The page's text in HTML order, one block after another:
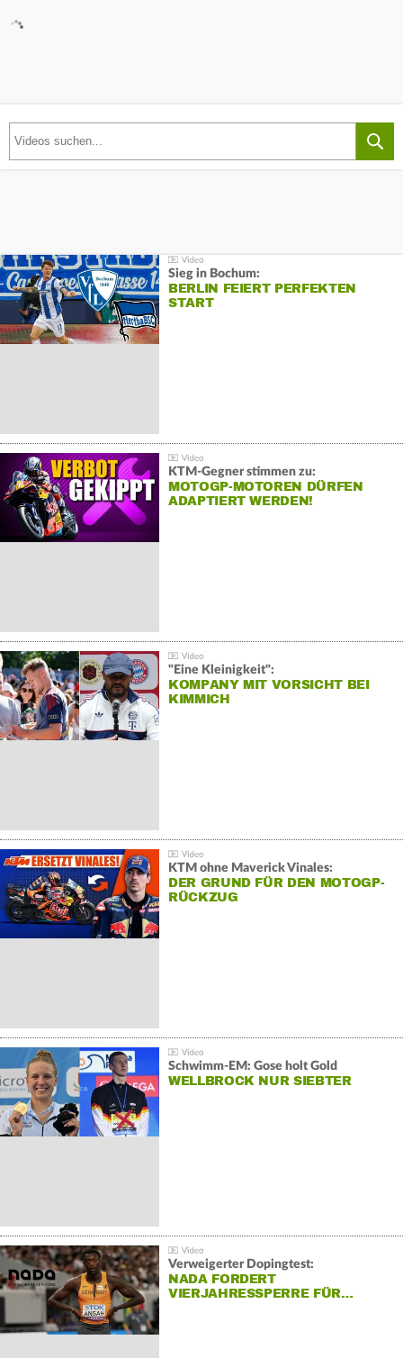
Sieg in Bochum:
BERLIN FEIERT PERFEKTEN
START
KTM-Gegner stimmen zu:
MOTOGP-MOTOREN DÜRFEN
ADAPTIERT WERDEN!
"Eine Kleinigkeit":
KOMPANY MIT VORSICHT BEI
KIMMICH
KTM ohne Maverick Vinales:
DER GRUND FÜR DEN MOTOGP-
RÜCKZUG
Schwimm-EM: Gose holt Gold
WELLBROCK NUR SIEBTER
Verweigerter Dopingtest:
NADA FORDERT
VIERJAHRESSPERRE FÜR…